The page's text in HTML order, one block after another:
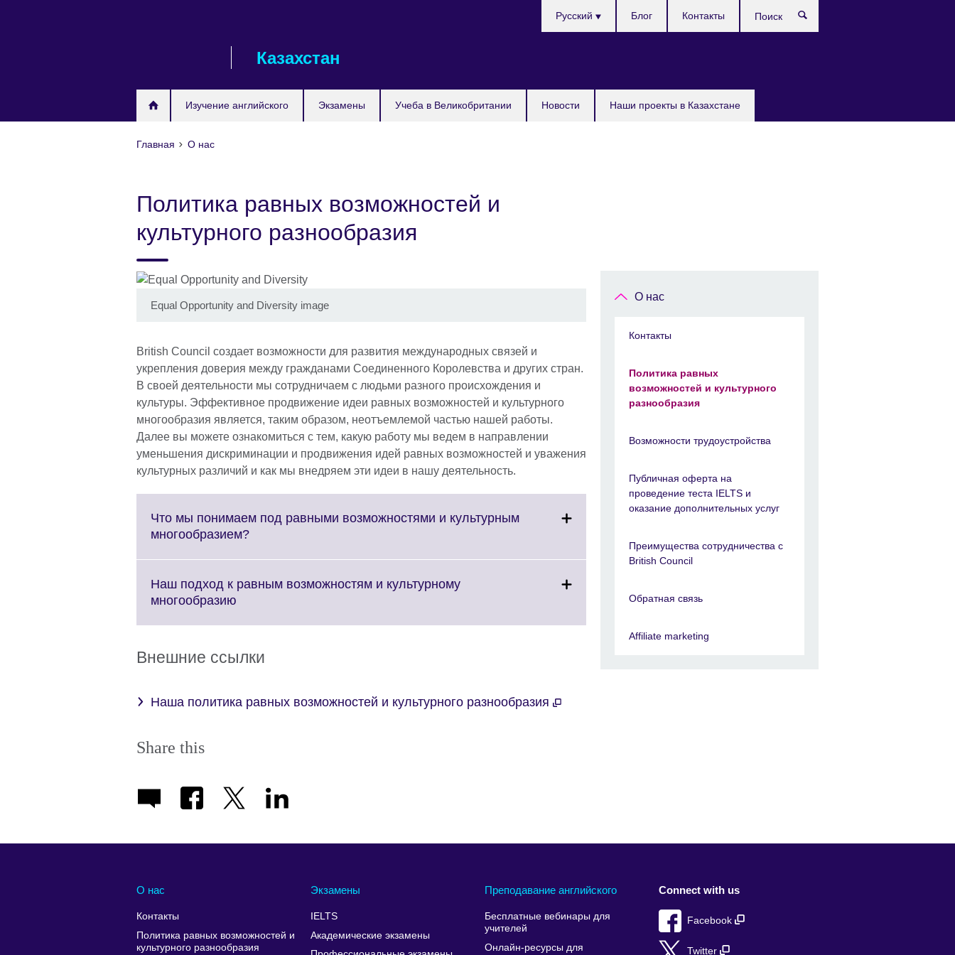
Казахстан
Изучение английского Экзамены Учеба в Великобритании Новости Наши проекты в Казахстане
язык
Русский Блог Контакты
Главная О нас
Политика равных возможностей и
культурного разнообразия
Equal Opportunity and Diversity image
British Council создает возможности для развития международных связей и
укрепления доверия между гражданами Соединенного Королевства и других стран.
В своей деятельности мы сотрудничаем с людьми разного происхождения и
культуры. Эффективное продвижение идеи равных возможностей и культурного
многообразия является, таким образом, неотъемлемой частью нашей работы.
Далее вы можете ознакомиться с тем, какую работу мы ведем в направлении
уменьшения дискриминации и продвижения идей равных возможностей и уважения
культурных различий и как мы внедряем эти идеи в нашу деятельность.
Что мы понимаем под равными возможностями и культурным
многообразием?Click
More
Наш подход к равным возможностям и культурному
многообразию
information
Внешние ссылки
Наша политика равных возможностей и культурного разнообразия
Share this
О нас
Контакты
Политика равных
возможностей и культурного
разнообразия
Возможности трудоустройства
Публичная оферта на
проведение теста IELTS и
оказание дополнительных услуг
Преимущества сотрудничества с
British Council
Обратная связь
Affiliate marketing
О нас
Контакты
Политика равных возможностей и
культурного разнообразия
Экзамены
IELTS
Академические экзамены
Преподавание английского
Бесплатные вебинары для
учителей
Онлайн-ресурсы для
Connect with us
Facebook
Twitter